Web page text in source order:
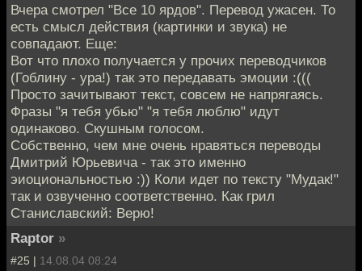
Вчера смотрел "Все 10 ярдов". Перевод ужасен. То
есть смысл действия (картинки и звука) не
совпадают. Еще:
Вот что плохо получается у прочих переводчиков
(Гоблину - ура!) так это передавать эмоции :(((
Просто зачитывают текст, совсем не напрягаясь.
Фразы "я тебя убью" "я тебя люблю" идут
одинаково. Скушным голосом.
Собственно, чем мне очень нравяться переводы
Дмитрий Юрьевича - так это именно
эиоциональностью :)) Коли идет по тексту "Мудак!"
так и озвученно соответственно. Как грил
Станиславский: Верю!
Raptor »
#25 | 14.08.04 08:24